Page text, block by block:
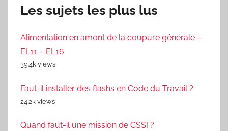
Les sujets les plus lus
Alimentation en amont de la coupure générale –
EL11 – EL16
39.4k views
Faut-il installer des flashs en Code du Travail ?
24.2k views
Quand faut-il une mission de CSSI ?